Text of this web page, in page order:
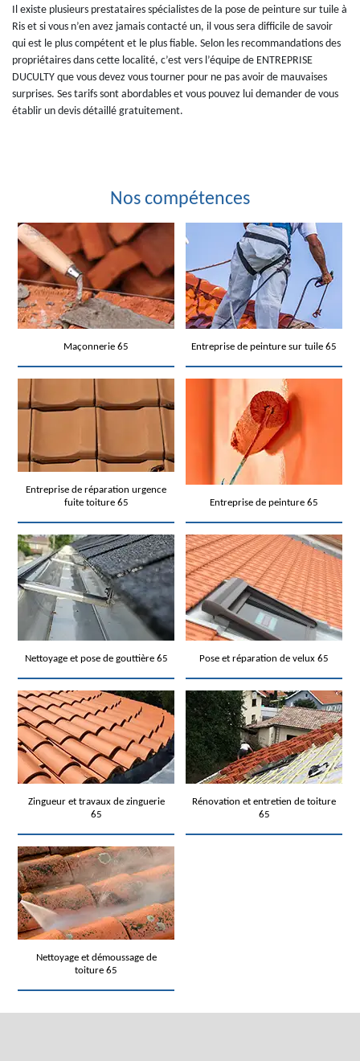
Il existe plusieurs prestataires spécialistes de la pose de peinture sur tuile à
Ris et si vous n’en avez jamais contacté un, il vous sera difficile de savoir
qui est le plus compétent et le plus fiable. Selon les recommandations des
propriétaires dans cette localité, c’est vers l’équipe de ENTREPRISE
DUCULTY que vous devez vous tourner pour ne pas avoir de mauvaises
surprises. Ses tarifs sont abordables et vous pouvez lui demander de vous
établir un devis détaillé gratuitement.
Nos compétences
Maçonnerie 65 Entreprise de peinture sur tuile 65
Entreprise de réparation urgence
fuite toiture 65
Entreprise de peinture 65
Nettoyage et pose de gouttière 65 Pose et réparation de velux 65
Zingueur et travaux de zinguerie
65
Rénovation et entretien de toiture
65
Nettoyage et démoussage de
toiture 65